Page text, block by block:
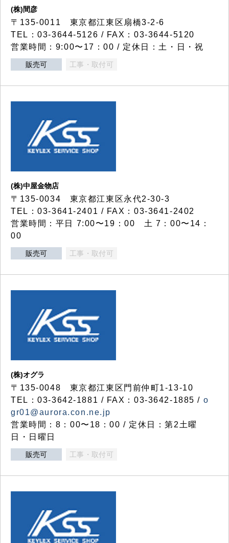
(株)間彦
〒135-0011 東京都江東区扇橋3-2-6
TEL：03-3644-5126 / FAX：03-3644-5120
営業時間：9:00〜17：00 / 定休日：土・日・祝
販売可 工事・取付可
(株)中屋金物店
〒135-0034 東京都江東区永代2-30-3
TEL：03-3641-2401 / FAX：03-3641-2402
営業時間：平日 7:00〜19：00 土 7：00〜14：
00
販売可 工事・取付可
(株)オグラ
〒135-0048 東京都江東区門前仲町1-13-10
TEL：03-3642-1881 / FAX：03-3642-1885 / o
gr01@aurora.con.ne.jp
営業時間：8：00〜18：00 / 定休日：第2土曜
日・日曜日
販売可 工事・取付可